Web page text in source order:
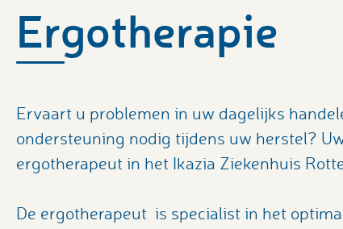
Ergotherapie
Ervaart u problemen in uw dagelijks
ondersteuning nodig tijdens uw herstel?
ergotherapeut in het Ikazia Ziekenhuis
De ergotherapeut is specialist in het